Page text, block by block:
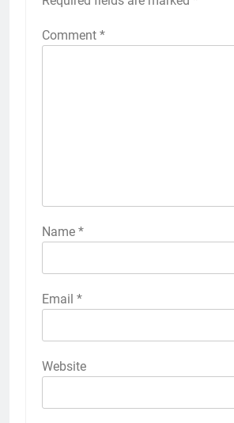
Comment *
Name *
Email *
Website